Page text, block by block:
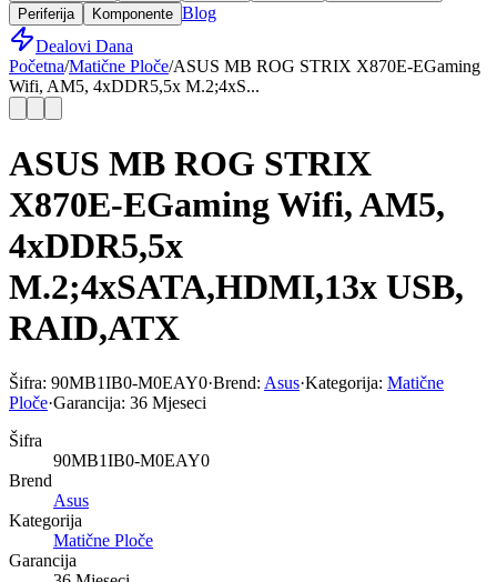
Periferija
Komponente Blog
Dealovi Dana
Početna/Matične Ploče/ASUS MB ROG STRIX X870E-EGaming
Wifi, AM5, 4xDDR5,5x M.2;4xS...
ASUS MB ROG STRIX
X870E-EGaming Wifi, AM5,
4xDDR5,5x
M.2;4xSATA,HDMI,13x USB,
RAID,ATX
Šifra: 90MB1IB0-M0EAY0·Brend: Asus·Kategorija: Matične
Ploče·Garancija: 36 Mjeseci
Šifra
90MB1IB0-M0EAY0
Brend
Asus
Kategorija
Matične Ploče
Garancija